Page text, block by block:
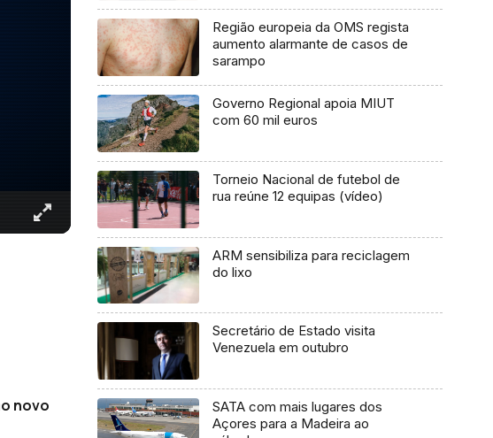
novo
Região europeia da OMS regista
aumento alarmante de casos de
sarampo
Governo Regional apoia MIUT
com 60 mil euros
Torneio Nacional de futebol de
rua reúne 12 equipas (vídeo)
ARM sensibiliza para reciclagem
do lixo
Secretário de Estado visita
Venezuela em outubro
SATA com mais lugares dos
Açores para a Madeira ao